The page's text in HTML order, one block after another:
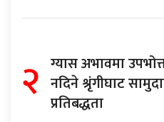
२ ग्यास अभावमा
नदिने श्रृंगीघाट
प्रतिबद्धता